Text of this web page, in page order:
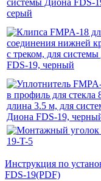
Инструкция по
FDS-19(PDF)